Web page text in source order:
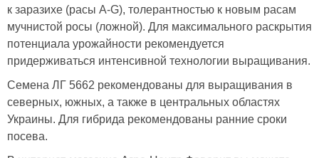
к заразихе (расы A-G), толерантностью к новым расам
мучнистой росы (ложной). Для максимального раскрытия
потенциала урожайности рекомендуется
придерживаться интенсивной технологии выращивания.
Семена ЛГ 5662 рекомендованы для выращивания в
северных, южных, а также в центральных областях
Украины. Для гибрида рекомендованы ранние сроки
посева.